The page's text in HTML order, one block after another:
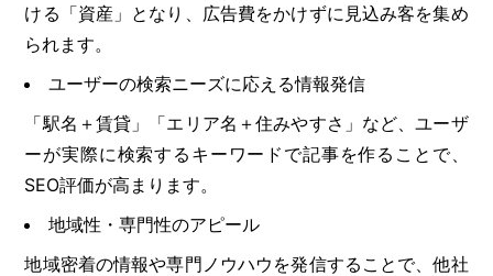
ける「資産」となり、広告費をかけずに見込み客を集め
られます。
ユーザーの検索ニーズに応える情報発信
「駅名＋賃貸」「エリア名＋住みやすさ」など、ユーザ
ーが実際に検索するキーワードで記事を作ることで、
SEO評価が高まります。
地域性・専門性のアピール
地域密着の情報や専門ノウハウを発信することで、他社